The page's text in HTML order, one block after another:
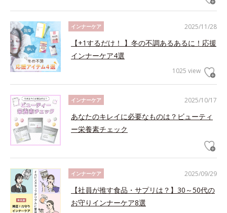
2025/11/28
インナーケア
【+1するだけ！ 】冬の不調あるあるに！応援
インナーケア4選
1025 view
2025/10/17
インナーケア
あなたのキレイに必要なものは？ビューティ
ー栄養素チェック
2025/09/29
インナーケア
【社員が推す食品・サプリは？】30～50代の
お守りインナーケア8選